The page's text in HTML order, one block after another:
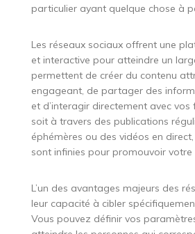
particulier ayant quelque chose à
Les réseaux sociaux offrent une
et interactive pour atteindre un
permettent de créer du contenu
engageant, de partager des
et d’interagir directement avec vos
soit à travers des publications
éphémères ou des vidéos en
sont infinies pour promouvoir votre
L’un des avantages majeurs des
leur capacité à cibler
Vous pouvez définir vos